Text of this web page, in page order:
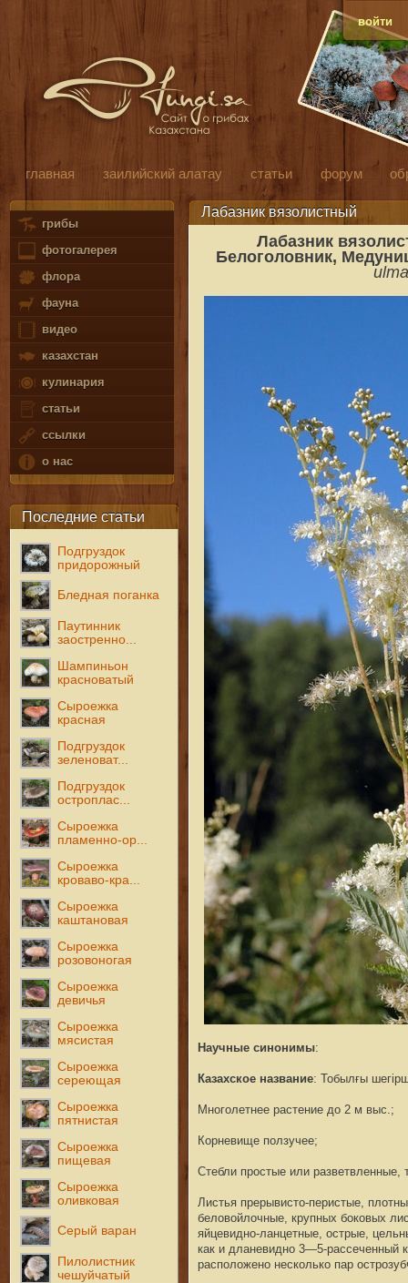
войти
главная заилийский алатау статьи форум
грибы
фотогалерея
флора
фауна
видео
казахстан
кулинария
статьи
ссылки
о нас
Последние статьи
Подгруздок
придорожный
Бледная поганка
Паутинник
заостренно...
Шампиньон
красноватый
Сыроежка
красная
Подгруздок
зеленоват...
Подгруздок
остроплас...
Сыроежка
пламенно-ор...
Сыроежка
кроваво-кра...
Сыроежка
каштановая
Сыроежка
розовоногая
Сыроежка
девичья
Сыроежка
мясистая
Сыроежка
сереющая
Сыроежка
пятнистая
Сыроежка
пищевая
Сыроежка
оливковая
Серый варан
Пилолистник
чешуйчатый
Лабазник вязолистный
Лабазник
Белоголовник,
Научные синонимы:
Казахское название: Тобылғы
Многолетнее растение до 2 м выс.;
Корневище ползучее;
Стебли простые или разветвленные,
Листья прерывисто-перистые,
беловойлочные, крупных боковых
яйцевидно-ланцетные, острые,
как и дланевидно 3—5-рассеченный
расположено несколько пар